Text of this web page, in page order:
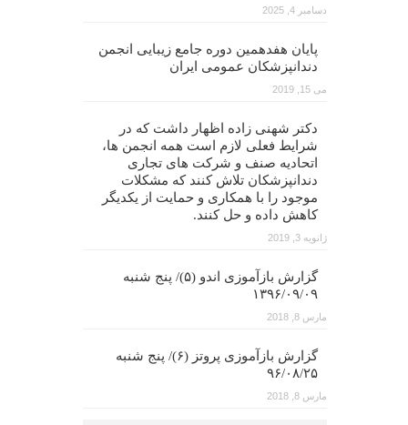
دسامبر 4, 2025
پایان هفدهمین دوره جامع زیبایی انجمن
دندانپزشکان عمومی ایران
می 15, 2019
دکتر شهنی زاده اظهار داشت که در
شرایط فعلی لازم است همه انجمن ها،
اتحادیه صنف و شرکت های تجاری
دندانپزشکان تلاش کنند که مشکلات
موجود را با همکاری و حمایت از یکدیگر
کاهش داده و حل کنند.
ژانویه 3, 2019
گزارش بازآموزی اندو (۵)/ پنج شنبه
۱۳۹۶/۰۹/۰۹
مارس 8, 2018
گزارش بازآموزی پروتز (۶)/ پنج شنبه
۹۶/۰۸/۲۵
مارس 8, 2018